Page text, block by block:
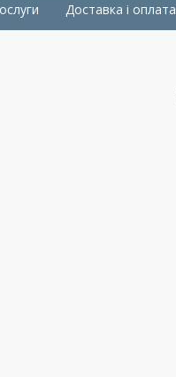
Доставка і оплата